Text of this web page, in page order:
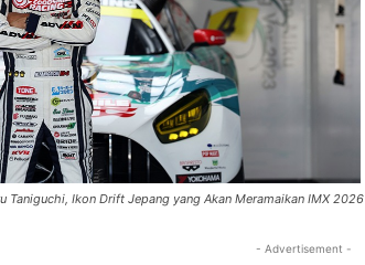
Taniguchi, Ikon Drift Jepang yang Akan Meramaikan IMX 2026
- Advertisement -